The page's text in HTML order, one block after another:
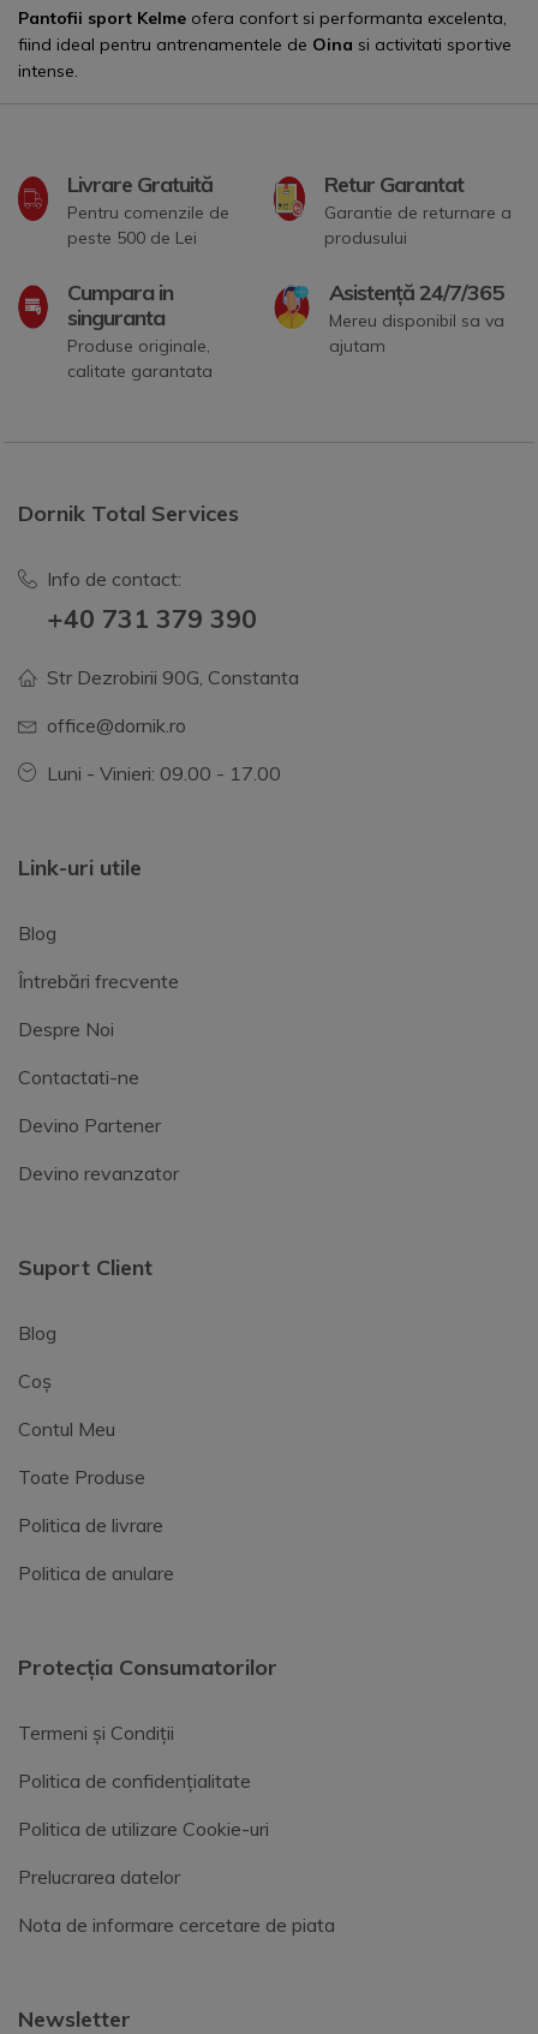
Pantofii sport Kelme ofera confort si performanta excelenta,
fiind ideal pentru antrenamentele de Oina si activitati sportive
intense.
Livrare Gratuită
Pentru comenzile de
peste 500 de Lei
Retur Garantat
Garantie de returnare a
produsului
Cumpara in
singuranta
Produse originale,
calitate garantata
Asistență 24/7/365
Mereu disponibil sa va
ajutam
Dornik Total Services
Info de contact:
+40 731 379 390
Str Dezrobirii 90G, Constanta
office@dornik.ro
Luni - Vinieri: 09.00 - 17.00
Link-uri utile
Blog
Întrebări frecvente
Despre Noi
Contactati-ne
Devino Partener
Devino revanzator
Suport Client
Blog
Coș
Contul Meu
Toate Produse
Politica de livrare
Politica de anulare
Protecția Consumatorilor
Termeni și Condiții
Politica de confidențialitate
Politica de utilizare Cookie-uri
Prelucrarea datelor
Nota de informare cercetare de piata
Newsletter